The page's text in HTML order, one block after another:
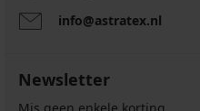
info@astratex.nl
Newsletter